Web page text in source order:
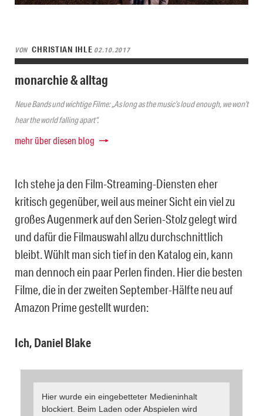
VON CHRISTIAN IHLE 02.10.2017
monarchie & alltag
Neue Bands und wichtige Filme: „As long as the music’s loud enough, we won’t
hear the world falling apart“.
mehr über diesen blog
Ich stehe ja den Film-Streaming-Diensten eher
kritisch gegenüber, weil aus meiner Sicht ein viel zu
großes Augenmerk auf den Serien-Stolz gelegt wird
und dafür die Filmauswahl allzu durchschnittlich
bleibt. Wühlt man sich tief in den Katalog ein, kann
man dennoch ein paar Perlen finden. Hier die besten
Filme, die in der zweiten September-Hälfte neu auf
Amazon Prime gestellt wurden:
Ich, Daniel Blake
Hier wurde ein eingebetteter Medieninhalt
blockiert. Beim Laden oder Abspielen wird